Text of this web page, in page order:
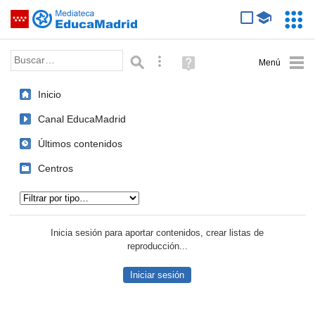
Saltar navegación
Palabra o frase: Búsqueda avanzada
Ayuda
(en
Inicio
Canal EducaMadrid
Últimos contenidos
Centros
Inicia sesión para aportar contenidos, crear listas de
reproducción...
Iniciar sesión